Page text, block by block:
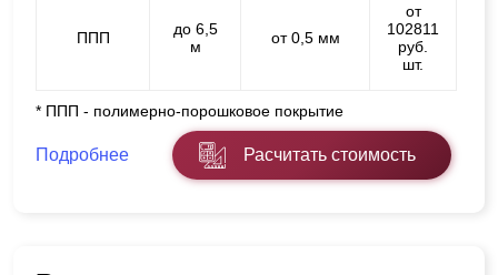
ППП
до 6,5
м
от 0,5 мм
от
102811
руб.
шт.
* ППП - полимерно-порошковое покрытие
Подробнее Расчитать стоимость